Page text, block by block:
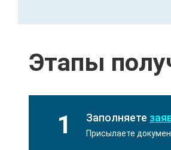
Этапы
1 Заполняете
Присылаете